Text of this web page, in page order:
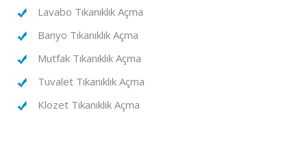
Lavabo Tıkanıklık Açma
Banyo Tıkanıklık Açma
Mutfak Tıkanıklık Açma
Tuvalet Tıkanıklık Açma
Klozet Tıkanıklık Açma